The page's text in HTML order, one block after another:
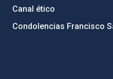
Canal ético
Condolencias Francisco